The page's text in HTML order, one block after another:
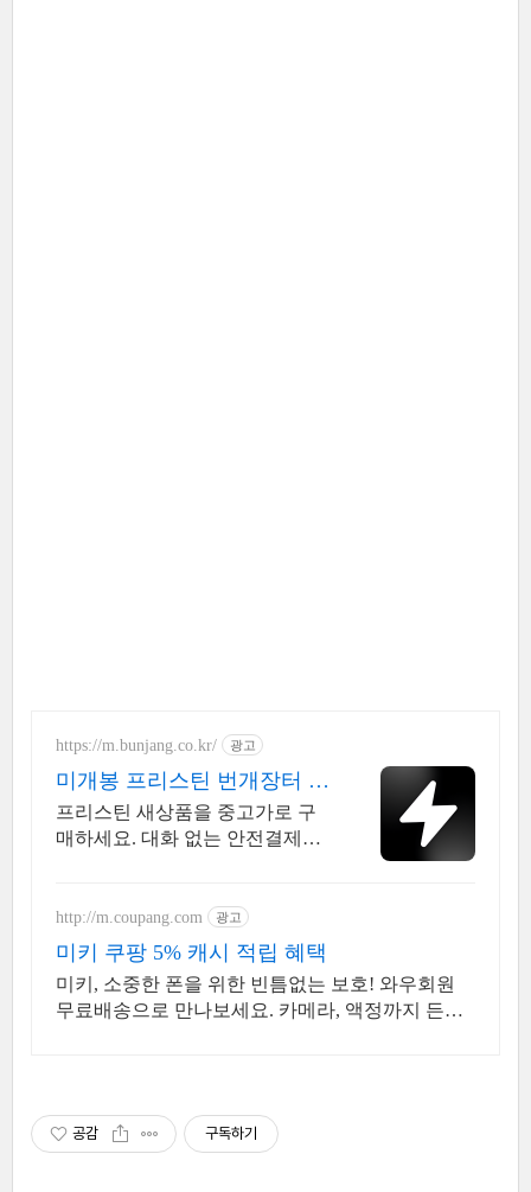
https://m.bunjang.co.kr/ 광고
미개봉 프리스틴 번개장터 국
내 최대 브랜드 중고거래
프리스틴 새상품을 중고가로 구
매하세요. 대화 없는 안전결제로
이상의 신규 상품 업로드
http://m.coupang.com 광고
미키 쿠팡 5% 캐시 적립 혜택
미키, 소중한 폰을 위한 빈틈없는 보호! 와우회원
무료배송으로 만나보세요. 카메라, 액정까지 든든
공감 구독하기